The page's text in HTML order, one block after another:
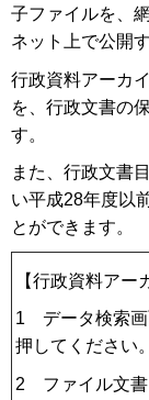
子ファイルを、
ネット上で公開
行政資料アーカ
を、行政文書の
す。
また、行政文書
い平成28年度以
とができます。
【行政資料アー
1 データ検索画
押してください。
2 ファイル文書